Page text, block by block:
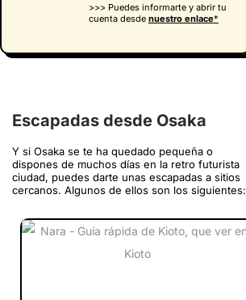
>>> Puedes informarte y abrir tu
cuenta desde nuestro enlace*
Escapadas desde Osaka
Y si Osaka se te ha quedado pequeña o
dispones de muchos días en la retro futurista
ciudad, puedes darte unas escapadas a sitios
cercanos. Algunos de ellos son los siguientes: